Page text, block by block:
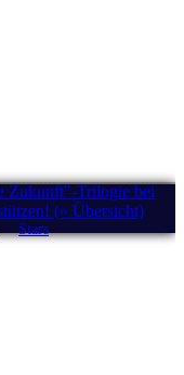
Zukunft"-Trilogie bei
(» Übersicht)
Stars